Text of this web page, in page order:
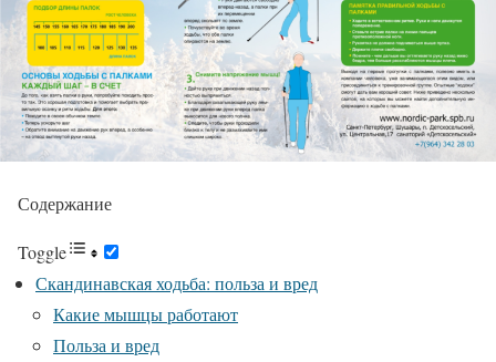
Содержание
Toggle
Скандинавская ходьба: польза и вред
Какие мышцы работают
Польза и вред